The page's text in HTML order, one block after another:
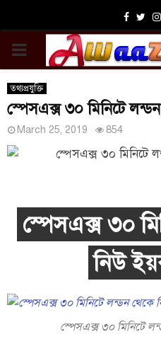
PRIMARY
MENU
তথ্যপ্রযুক্তি
স্পেসএক্স ৩০ মিনিটে
March 25, 2019 854
স্পেসএক্স ৩০
নিউ
স্পেসএক্স ৩০ মিনিটে